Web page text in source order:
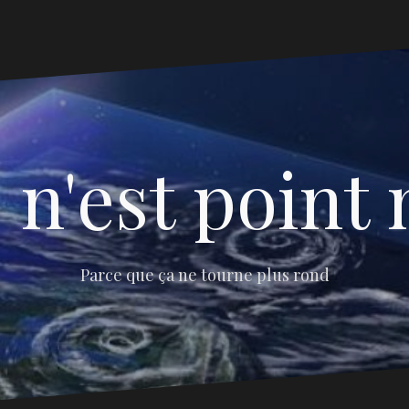
n'est point
Parce que ça ne tourne plus rond